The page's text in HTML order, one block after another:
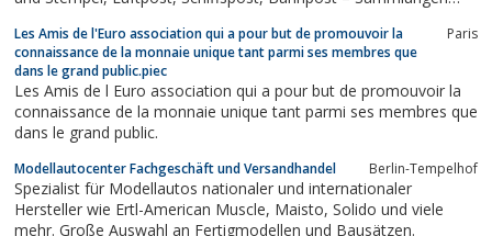
Leidenschaft der Philatelie.Dieses Thema ist keineswegs
vergangen – vielmehr, in...
Les Amis de l'Euro association qui a pour but de promouvoir la
connaissance de la monnaie unique tant parmi ses membres que
dans le grand public.piec
Paris
Les Amis de l Euro association qui a pour but de promouvoir la
connaissance de la monnaie unique tant parmi ses membres que
dans le grand public.
Modellautocenter Fachgeschäft und Versandhandel Berlin-Tempelhof
Spezialist für Modellautos nationaler und internationaler
Hersteller wie Ertl-American Muscle, Maisto, Solido und viele
mehr. Große Auswahl an Fertigmodellen und Bausätzen.